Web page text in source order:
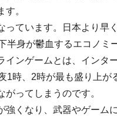
。
ています。日本より早
身が鬱血するエコノミ
ンゲームとは、インタ
時、2時が最も盛り上
ってしまうのです。
くなり、武器やゲーム